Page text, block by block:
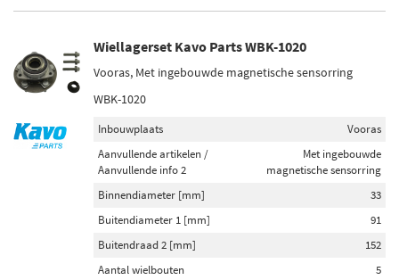
Wiellagerset Kavo Parts WBK-1020
Vooras, Met ingebouwde magnetische sensorring
WBK-1020
Inbouwplaats
Vooras
Aanvullende artikelen /
Aanvullende info 2
Met ingebouwde
magnetische sensorring
Binnendiameter [mm]
33
Buitendiameter 1 [mm]
91
Buitendraad 2 [mm]
152
Aantal wielbouten
5